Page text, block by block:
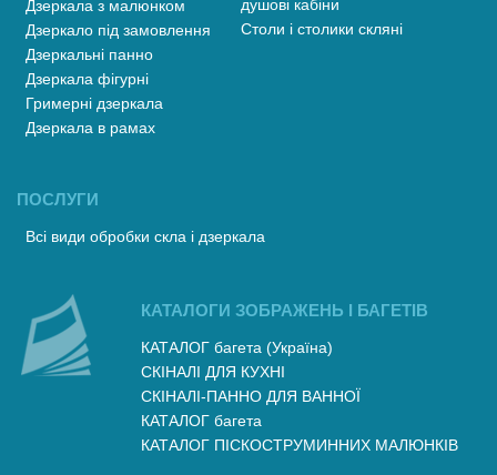
Дзеркала з малюнком
Дзеркало під замовлення
Дзеркальні панно
Дзеркала фігурні
Гримерні дзеркала
Дзеркала в рамах
душові кабіни
Столи і столики скляні
ПОСЛУГИ
Всі види обробки скла і дзеркала
КАТАЛОГИ ЗОБРАЖЕНЬ І БАГЕТІВ
КАТАЛОГ багета (Україна)
СКІНАЛІ ДЛЯ КУХНІ
СКІНАЛІ-ПАННО ДЛЯ ВАННОЇ
КАТАЛОГ багета
КАТАЛОГ ПІСКОСТРУМИННИХ МАЛЮНКІВ